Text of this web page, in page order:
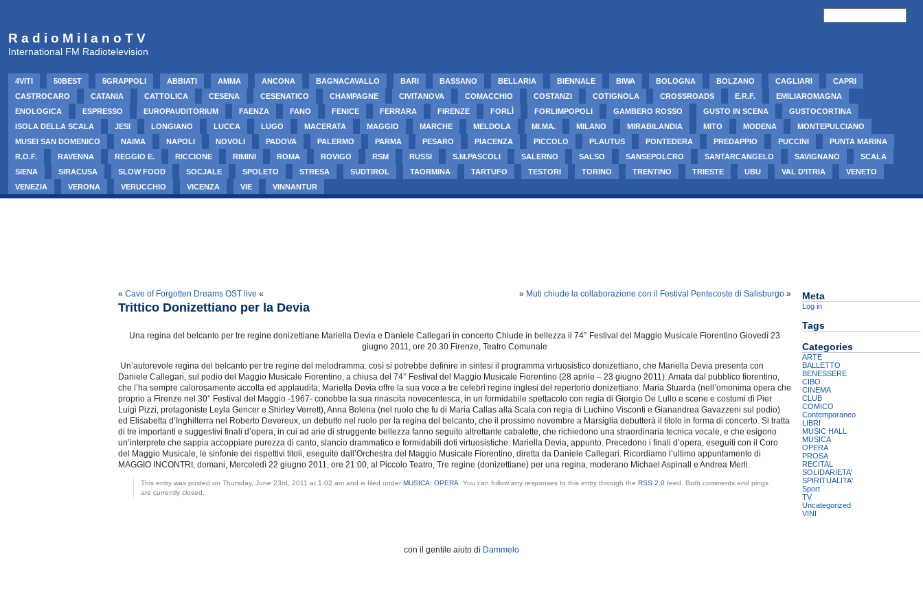
R a d i o M i l a n o T V
International FM Radiotelevision
4VITI 50BEST 5GRAPPOLI ABBIATI AMMA ANCONA BAGNACAVALLO BARI BASSANO BELLARIA BIENNALE BIWA BOLOGNA BOLZANO CAGLIARI
CAPRI
CASTROCARO
CATANIA CATTOLICA CESENA CESENATICO CHAMPAGNE CIVITANOVA COMACCHIO COSTANZI COTIGNOLA CROSSROADS E.R.F.
EMILIAROMAGNA
ENOLOGICA
ESPRESSO EUROPAUDITORIUM FAENZA FANO FENICE FERRARA FIRENZE FORLÌ FORLIMPOPOLI GAMBERO ROSSO GUSTO IN SCENA
GUSTOCORTINA
ISOLA DELLA SCALA
JESI LONGIANO LUCCA LUGO MACERATA MAGGIO MARCHE MELDOLA MI.MA. MILANO MIRABILANDIA MITO MODENA
MONTEPULCIANO
MUSEI SAN DOMENICO
NAIMA NAPOLI NOVOLI PADOVA PALERMO PARMA PESARO PIACENZA PICCOLO PLAUTUS PONTEDERA PREDAPPIO PUCCINI
PUNTA MARINA
R.O.F.
RAVENNA REGGIO E. RICCIONE RIMINI ROMA ROVIGO RSM RUSSI S.M.PASCOLI SALERNO SALSO SANSEPOLCRO SANTARCANGELO SAVIGNANO
SCALA
SIENA
SIRACUSA SLOW FOOD SOCJALE SPOLETO STRESA SUDTIROL TAORMINA TARTUFO TESTORI TORINO TRENTINO TRIESTE UBU VAL D’ITRIA
VENETO
VENEZIA
VERONA VERUCCHIO VICENZA VIE VINNANTUR
« Cave of Forgotten Dreams OST live « » Muti chiude la collaborazione con il Festival Pentecoste di Salisburgo »
Trittico Donizettiano per la Devia
Una regina del belcanto per tre regine donizettiane Mariella Devia e Daniele Callegari in concerto Chiude in bellezza il 74° Festival del Maggio Musicale Fiorentino Giovedì 23
giugno 2011, ore 20.30 Firenze, Teatro Comunale
Un’autorevole regina del belcanto per tre regine del melodramma: così si potrebbe definire in sintesi il programma virtuosistico donizettiano, che Mariella Devia presenta con
Daniele Callegari, sul podio del Maggio Musicale Fiorentino, a chiusa del 74° Festival del Maggio Musicale Fiorentino (28 aprile – 23 giugno 2011). Amata dal pubblico fiorentino,
che l’ha sempre calorosamente accolta ed applaudita, Mariella Devia offre la sua voce a tre celebri regine inglesi del repertorio donizettiano: Maria Stuarda (nell’omonima opera che
proprio a Firenze nel 30° Festival del Maggio -1967- conobbe la sua rinascita novecentesca, in un formidabile spettacolo con regia di Giorgio De Lullo e scene e costumi di Pier
Luigi Pizzi, protagoniste Leyla Gencer e Shirley Verrett), Anna Bolena (nel ruolo che fu di Maria Callas alla Scala con regia di Luchino Visconti e Gianandrea Gavazzeni sul podio)
ed Elisabetta d’Inghilterra nel Roberto Devereux, un debutto nel ruolo per la regina del belcanto, che il prossimo novembre a Marsiglia debutterà il titolo in forma di concerto. Si tratta
di tre importanti e suggestivi finali d’opera, in cui ad arie di struggente bellezza fanno seguito altrettante cabalette, che richiedono una straordinaria tecnica vocale, e che esigono
un’interprete che sappia accoppiare purezza di canto, slancio drammatico e formidabili doti virtuosistiche: Mariella Devia, appunto. Precedono i finali d’opera, eseguiti con il Coro
del Maggio Musicale, le sinfonie dei rispettivi titoli, eseguite dall’Orchestra del Maggio Musicale Fiorentino, diretta da Daniele Callegari. Ricordiamo l’ultimo appuntamento di
MAGGIO INCONTRI, domani, Mercoledì 22 giugno 2011, ore 21:00, al Piccolo Teatro, Tre regine (donizettiane) per una regina, moderano Michael Aspinall e Andrea Merli.
This entry was posted on Thursday, June 23rd, 2011 at 1:02 am and is filed under MUSICA,OPERA. You can follow any responses to this entry through the RSS 2.0 feed. Both comments and pings
are currently closed.
Meta
Log in
Tags
Categories
ARTE
BALLETTO
BENESSERE
CIBO
CINEMA
CLUB
COMICO
Contemporaneo
LIBRI
MUSIC HALL
MUSICA
OPERA
PROSA
RECITAL
SOLIDARIETA'
SPIRITUALITA'
Sport
TV
Uncategorized
VINI
con il gentile aiuto di Dammelo